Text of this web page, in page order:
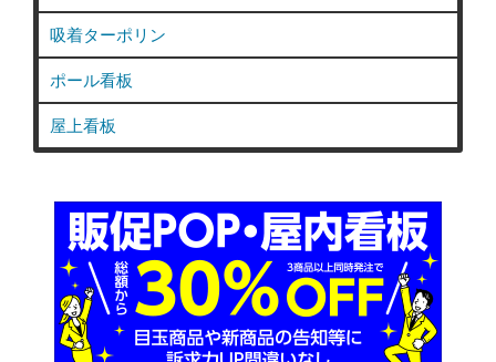
吸着ターポリン
ポール看板
屋上看板